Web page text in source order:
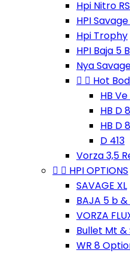
Hpi Nitro
HPI Savage
Hpi Trophy
HPI Baja 5 B
Nya
  Hot
HB
HB D 8
HB D
D 413
Vorza 3,5
  HPI OPTIONS
SAVAGE XL
BAJA 5 b &
VORZA
Bullet Mt &
WR 8